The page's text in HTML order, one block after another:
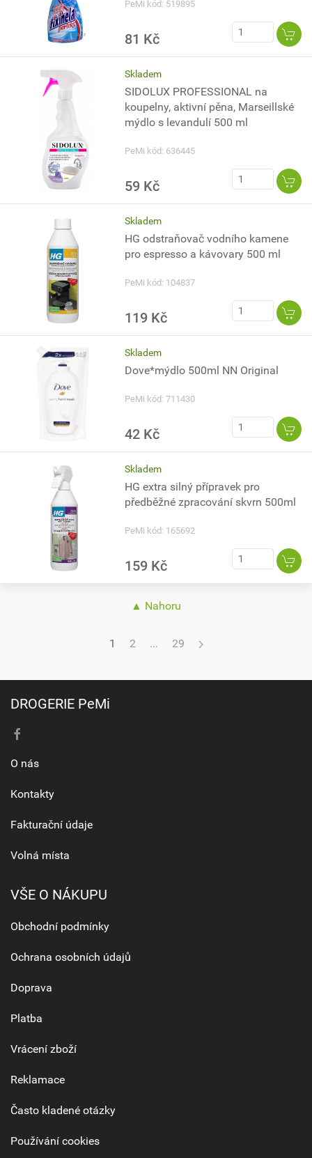
PeMi kód: 519895
81 Kč
Skladem
SIDOLUX PROFESSIONAL na
koupelny, aktivní pěna, Marseillské
mýdlo s levandulí 500 ml
PeMi kód: 636445
59 Kč
Skladem
HG odstraňovač vodního kamene
pro espresso a kávovary 500 ml
PeMi kód: 104837
119 Kč
Skladem
Dove*mýdlo 500ml NN Original
PeMi kód: 711430
42 Kč
Skladem
HG extra silný přípravek pro
předběžné zpracování skvrn 500ml
PeMi kód: 165692
159 Kč
▲ Nahoru
1 2 ... 29
DROGERIE PeMi
O nás
Kontakty
Fakturační údaje
Volná místa
VŠE O NÁKUPU
Obchodní podmínky
Ochrana osobních údajů
Doprava
Platba
Vrácení zboží
Reklamace
Často kladené otázky
Používání cookies